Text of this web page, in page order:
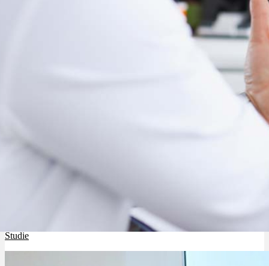
THC-Extrakt VER-01 reduziert Schmerzen ohne Abhängigkeit –
Studie